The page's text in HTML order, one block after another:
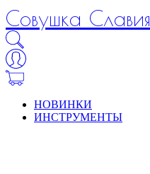
Совушка Славия
НОВИНКИ
ИНСТРУМЕНТЫ